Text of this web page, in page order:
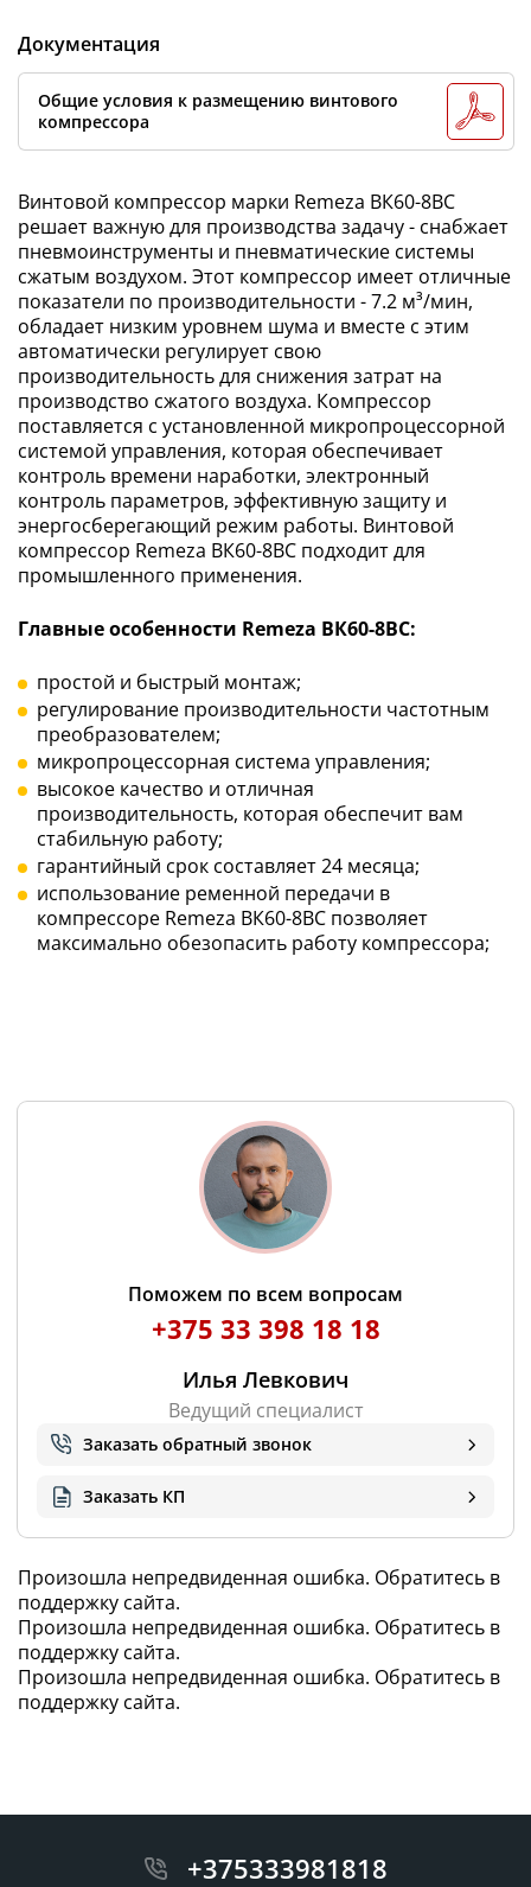
Документация
Общие условия к размещению винтового
компрессора
Винтовой компрессор марки Remeza ВК60-8ВС
решает важную для производства задачу - снабжает
пневмоинструменты и пневматические системы
сжатым воздухом. Этот компрессор имеет отличные
показатели по производительности - 7.2 м³/мин,
обладает низким уровнем шума и вместе с этим
автоматически регулирует свою
производительность для снижения затрат на
производство сжатого воздуха. Компрессор
поставляется с установленной микропроцессорной
системой управления, которая обеспечивает
контроль времени наработки, электронный
контроль параметров, эффективную защиту и
энергосберегающий режим работы. Винтовой
компрессор Remeza ВК60-8ВС подходит для
промышленного применения.
Главные особенности Remeza ВК60-8ВС:
простой и быстрый монтаж;
регулирование производительности частотным
преобразователем;
микропроцессорная система управления;
высокое качество и отличная
производительность, которая обеспечит вам
стабильную работу;
гарантийный срок составляет 24 месяца;
использование ременной передачи в
компрессоре Remeza ВК60-8ВС позволяет
максимально обезопасить работу компрессора;
Поможем по всем вопросам
+375 33 398 18 18
Илья Левкович
Ведущий специалист
Заказать обратный звонок
Заказать КП
Произошла непредвиденная ошибка. Обратитесь в
поддержку сайта.
Произошла непредвиденная ошибка. Обратитесь в
поддержку сайта.
Произошла непредвиденная ошибка. Обратитесь в
поддержку сайта.
+375333981818